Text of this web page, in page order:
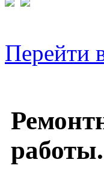
Перейти
работы.